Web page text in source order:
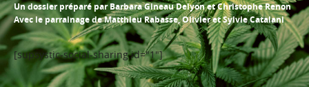
Un dossier préparé par Barbara Gineau Delyon et Christophe Renon
Avec le parrainage de Matthieu Rabasse, Olivier et Sylvie Catalani
[supsystic-social-sharing id="1"]